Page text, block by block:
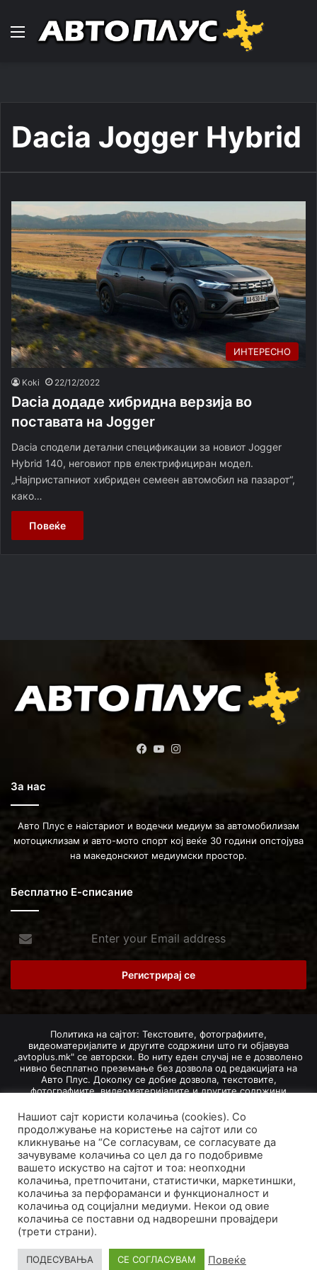
Навигација
Dacia Jogger Hybrid
ИНТЕРЕСНО
Koki 22/12/2022
Dacia додаде хибридна верзија во
поставата на Jogger
Dacia сподели детални спецификации за новиот Jogger
Hybrid 140, неговиот прв електрифициран модел.
„Најпристапниот хибриден семеен автомобил на пазарот“,
како…
Повеќе
Facebook
YouTube
За нас
Авто Плус е наістариот и водечки медиум за автомобилизам
мотоциклизам и авто-мото спорт кој веќе 30 години опстојува
на македонскиот медиумски простор.
Бесплатно Е-списание
your
Email
Политика на сајтот: Текстовите, фотографиите,
видеоматеријалите и другите содржини што ги објавува
„avtoplus.mk" се авторски. Во ниту еден случај не е дозволено
нивно бесплатно преземање без дозвола од редакцијата на
Авто Плус. Доколку се добие дозвола, текстовите,
фотографиите, видеоматеријалите и другите содржини
изворот и авторот со вметнување на директна интернет-врска
(линк) до оригиналната содржина на „avtoplus.mk". При
добивање на одобрување од редакцијата за превземање на
текст, може да се превземе само дел од новинарско дело
насловот, придружната фотографија (односно насловната
фотографија) и воведниот дел на текстот, познат како „лид".
Преземање содржини од „avtoplus.mk" надвор од овие услови
не е дозволено и подложи на санкционирање согласно
Законот за авторски и сродни права.
Developed by PROCESS IN. Hosted byGoHost.
Политика за приватност
Политика на колачиња
Нашиот сајт користи колачиња (cookies). Со
продолжување на користење на сајтот или со
кликнување на “Се согласувам, се согласувате да
зачувуваме колачиња со цел да го подобривме
вашето искуство на сајтот и тоа: неопходни
колачиња, претпочитани, статистички, маркетиншки,
колачиња за перфораманси и функционалност и
колачиња од социјални медиуми. Некои од овие
колачиња се поставни од надворешни провајдери
(трети страни).
ПОДЕСУВАЊА СЕ СОГЛАСУВАМ Повеќе